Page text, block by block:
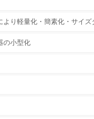
）の使用量削減の取り組み
標や計画を立てている
り軽量化・簡素化・サイズ
の小型化